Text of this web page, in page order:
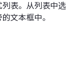
表。从列表中选
文本框中。